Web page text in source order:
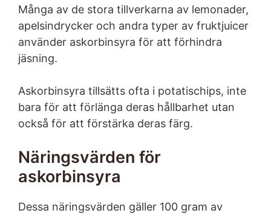
Många av de stora tillverkarna av lemonader,
apelsindrycker och andra typer av fruktjuicer
använder askorbinsyra för att förhindra
jäsning.
Askorbinsyra tillsätts ofta i potatischips, inte
bara för att förlänga deras hållbarhet utan
också för att förstärka deras färg.
Näringsvärden för
askorbinsyra
Dessa näringsvärden gäller 100 gram av